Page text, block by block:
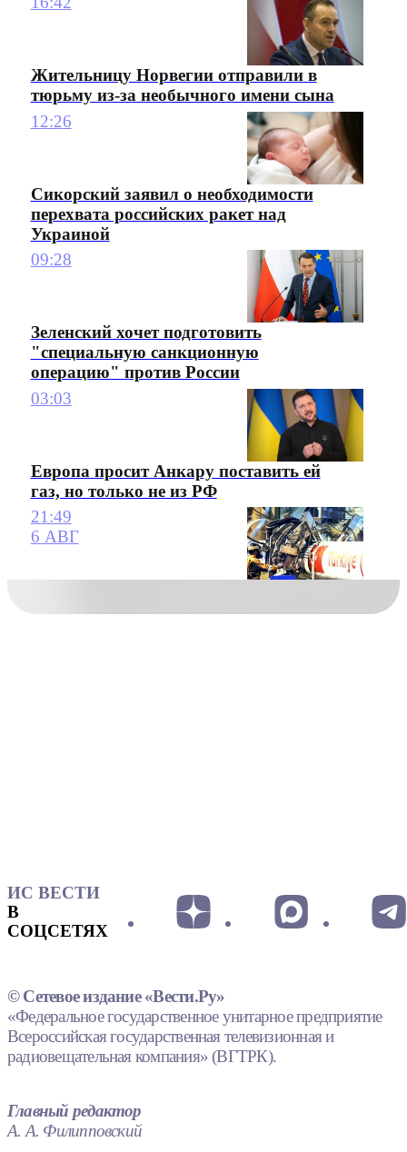
Жительницу Норвегии отправили в
тюрьму из-за необычного имени сына
12:26
Сикорский заявил о необходимости
перехвата российских ракет над
Украиной
09:28
Зеленский хочет подготовить
"специальную санкционную
операцию" против России
03:03
Европа просит Анкару поставить ей
газ, но только не из РФ
21:49
6 АВГ
ИС ВЕСТИ
В
СОЦСЕТЯХ
© Сетевое издание «Вести.Ру»
«Федеральное государственное унитарное предприятие
Всероссийская государственная телевизионная и
радиовещательная компания» (ВГТРК).
Главный редактор
А. А. Филипповский